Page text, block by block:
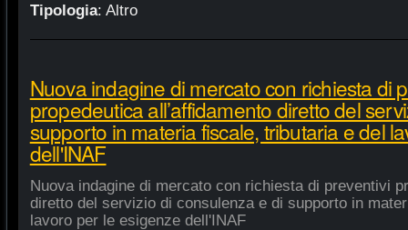
Tipologia: Altro
Nuova indagine di mercato con richiesta di
propedeutica all’affidamento diretto del
supporto in materia fiscale, tributaria e del
dell'INAF
Nuova indagine di mercato con richiesta di preventivi
diretto del servizio di consulenza e di supporto in
lavoro per le esigenze dell'INAF